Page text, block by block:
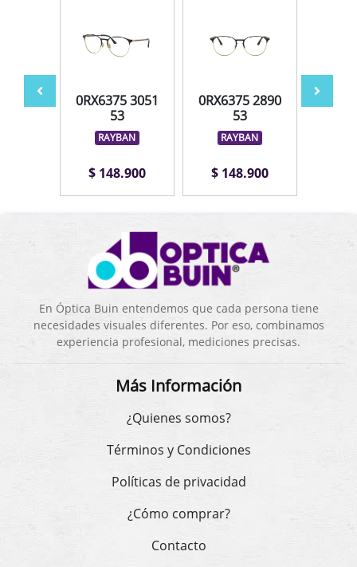
0RX6375 3051
53
RAYBAN
$ 148.900
0RX6375 2890
53
RAYBAN
$ 148.900
En Óptica Buin entendemos que cada persona tiene
necesidades visuales diferentes. Por eso, combinamos
experiencia profesional, mediciones precisas.
Más Información
¿Quienes somos?
Términos y Condiciones
Políticas de privacidad
¿Cómo comprar?
Contacto